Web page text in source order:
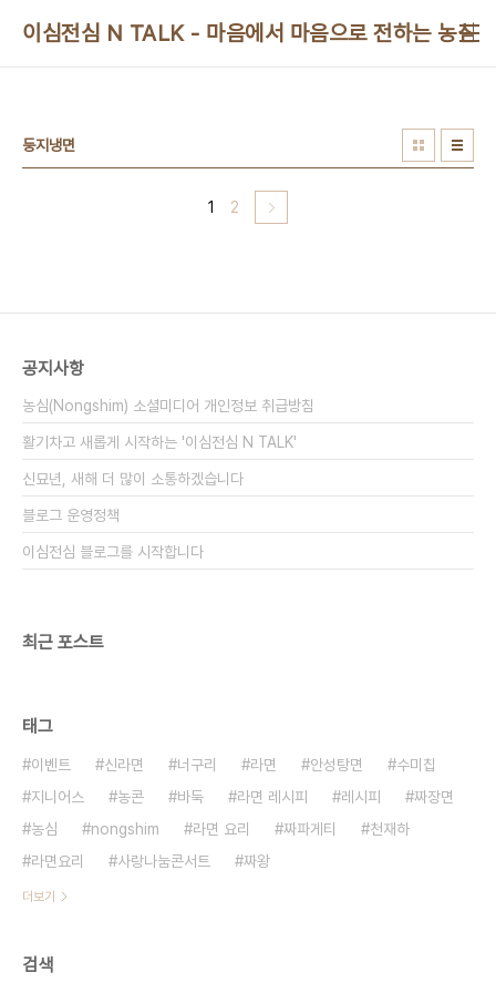
이심전심 N TALK - 마음에서 마음으로 전하는 농심
둥지냉면
1 2
공지사항
농심(Nongshim) 소셜미디어 개인정보 취급방침
활기차고 새롭게 시작하는 '이심전심 N TALK'
신묘년, 새해 더 많이 소통하겠습니다
블로그 운영정책
이심전심 블로그를 시작합니다
최근 포스트
태그
이벤트 신라면 너구리 라면 안성탕면
수미칩
지니어스
농콘 바둑 라면 레시피 레시피
짜장면
농심
nongshim 라면 요리 짜파게티
천재하
라면요리
사랑나눔콘서트 짜왕
더보기
검색